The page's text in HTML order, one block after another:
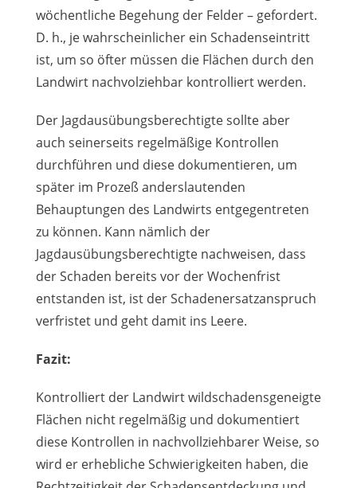
wöchentliche Begehung der Felder – gefordert.
D. h., je wahrscheinlicher ein Schadenseintritt
ist, um so öfter müssen die Flächen durch den
Landwirt nachvolziehbar kontrolliert werden.
Der Jagdausübungsberechtigte sollte aber
auch seinerseits regelmäßige Kontrollen
durchführen und diese dokumentieren, um
später im Prozeß anderslautenden
Behauptungen des Landwirts entgegentreten
zu können. Kann nämlich der
Jagdausübungsberechtigte nachweisen, dass
der Schaden bereits vor der Wochenfrist
entstanden ist, ist der Schadenersatzanspruch
verfristet und geht damit ins Leere.
Fazit:
Kontrolliert der Landwirt wildschadensgeneigte
Flächen nicht regelmäßig und dokumentiert
diese Kontrollen in nachvollziehbarer Weise, so
wird er erhebliche Schwierigkeiten haben, die